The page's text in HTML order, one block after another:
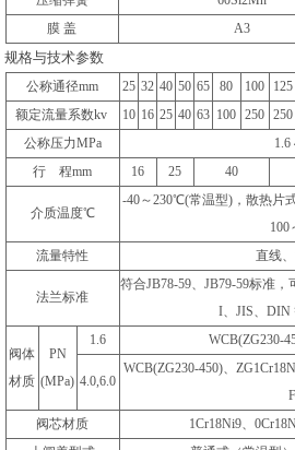
膜 盖
A3
规格与技术参数
公称通径mm 25 32 40 50 65 80 100 125
额定流量系数kv
10 16 25 40 63 100 250 250
公称压力MPa
1.6
行 程mm
16 25 40
介质温度℃
-40～230℃(常温型)，散热片
100
流量特性
直线
法兰标准
符合JB78-59、JB79-59标准，
I、JIS、DIN
阀体
材质
PN
(MPa)
1.6 WCB(ZG230-
4.0,6.0
WCB(ZG230-450)、
阀芯材质
1Cr18Ni9、